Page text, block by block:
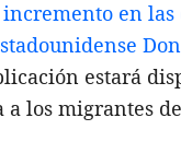
en las
estará
a los migrantes